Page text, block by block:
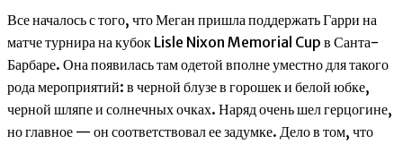
Все началось с того, что Меган пришла поддержать Гарри на
матче турнира на кубок Lisle Nixon Memorial Cup в Санта-
Барбаре. Она появилась там одетой вполне уместно для такого
рода мероприятий: в черной блузе в горошек и белой юбке,
черной шляпе и солнечных очках. Наряд очень шел герцогине,
но главное — он соответствовал ее задумке. Дело в том, что